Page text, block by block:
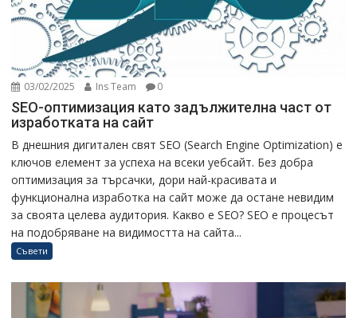
03/02/2025 Ins Team 0
SEO-оптимизация като задължителна част от
изработката на сайт
В днешния дигитален свят SEO (Search Engine Optimization) е
ключов елемент за успеха на всеки уебсайт. Без добра
оптимизация за търсачки, дори най-красивата и
функционална изработка на сайт може да остане невидим
за своята целева аудитория. Какво е SEO? SEO е процесът
на подобряване на видимостта на сайта...
Съвети